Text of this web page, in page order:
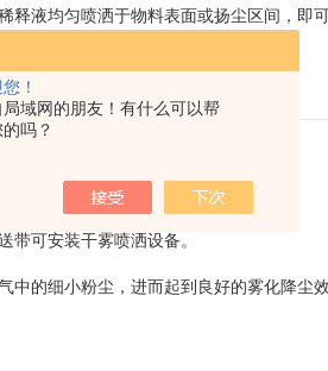
！
局域网的朋友！有什么可以帮
吗？
释液均匀喷洒于物料表面或扬尘区间，即
。
。
带可安装干雾喷洒设备。
的细小粉尘，进而起到良好的雾化降尘效